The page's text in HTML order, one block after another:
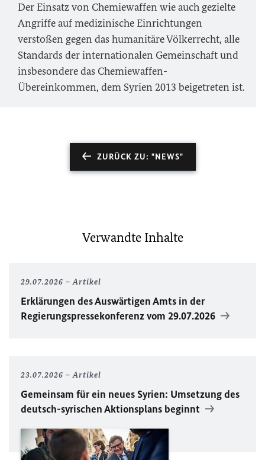
Der Einsatz von Chemiewaffen wie auch gezielte
Angriffe auf medizinische Einrichtungen
verstoßen gegen das humanitäre Völkerrecht, alle
Standards der internationalen Gemeinschaft und
insbesondere das Chemiewaffen-
Übereinkommen, dem Syrien 2013 beigetreten ist.
ZURÜCK ZU: "NEWS"
Verwandte Inhalte
29.07.2026 Artikel
Erklärungen des Auswärtigen Amts in der
Regierungspressekonferenz vom 29.07.2026
23.07.2026 Artikel
Gemeinsam für ein neues Syrien: Umsetzung des
deutsch-syrischen Aktionsplans beginnt